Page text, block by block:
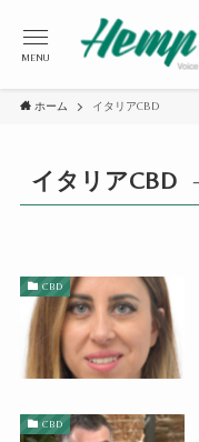
MENU
ホーム イタリアCBD
イタリアCBD
CBD
CBD